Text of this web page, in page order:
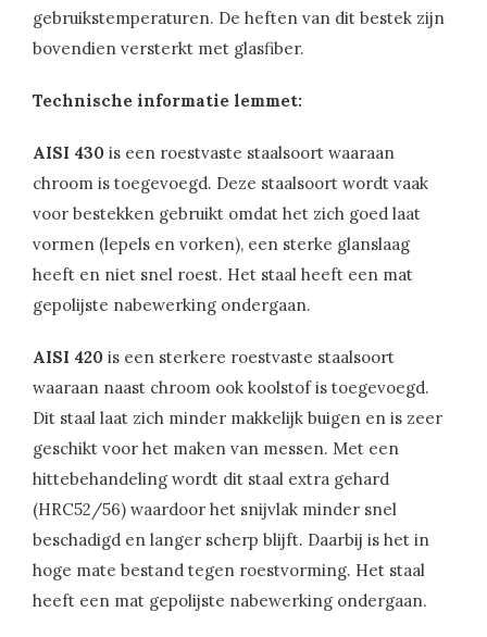
gebruikstemperaturen. De heften van dit bestek zijn
bovendien versterkt met glasfiber.
Technische informatie lemmet:
AISI 430 is een roestvaste staalsoort waaraan
chroom is toegevoegd. Deze staalsoort wordt vaak
voor bestekken gebruikt omdat het zich goed laat
vormen (lepels en vorken), een sterke glanslaag
heeft en niet snel roest. Het staal heeft een mat
gepolijste nabewerking ondergaan.
AISI 420 is een sterkere roestvaste staalsoort
waaraan naast chroom ook koolstof is toegevoegd.
Dit staal laat zich minder makkelijk buigen en is zeer
geschikt voor het maken van messen. Met een
hittebehandeling wordt dit staal extra gehard
(HRC52/56) waardoor het snijvlak minder snel
beschadigd en langer scherp blijft. Daarbij is het in
hoge mate bestand tegen roestvorming. Het staal
heeft een mat gepolijste nabewerking ondergaan.